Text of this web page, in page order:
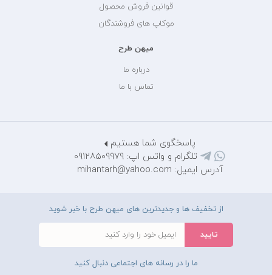
قوانین فروش محصول
موکاپ های فروشندگان
میهن طرح
درباره ما
تماس با ما
پاسخگوی شما هستیم
تلگرام و واتس اپ: 09128509979
آدرس ایمیل: mihantarh@yahoo.com
از تخفیف ها و جدیدترین های میهن طرح با خبر شوید
ما را در رسانه های اجتماعی دنبال کنید